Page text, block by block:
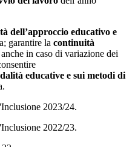
dell’approccio educativo e
garantire la continuità
anche in caso di variazione dei
educative e sui metodi di
2023/24.
2022/23.